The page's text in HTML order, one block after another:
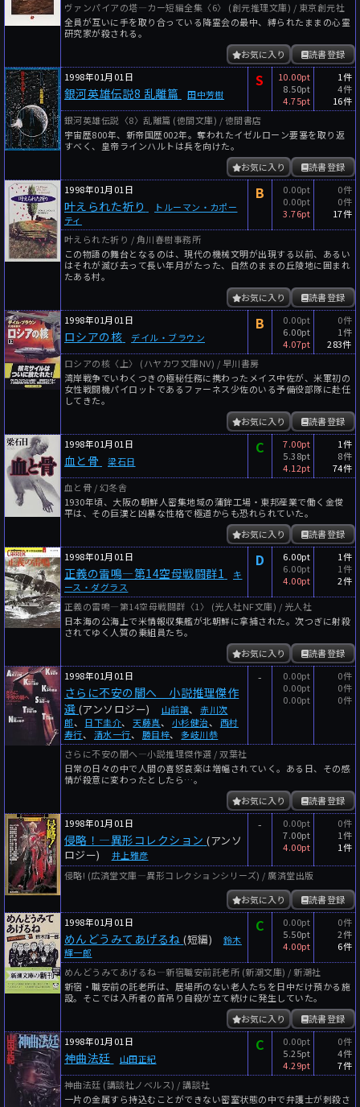
ヴァンパイアの塔―カー短編全集〈6〉 (創元推理文庫) / 東京創元社
全員が互いに手を取り合っている降霊会の最中、縛られたままの心霊
研究家が殺される。
読書登録
お気に入り
1998年01月01日
銀河英雄伝説8 乱離篇 田中芳樹
S
10.00pt
8.50pt
4.75pt
1件
4件
16件
銀河英雄伝説〈8〉乱離篇 (徳間文庫) / 徳間書店
宇宙歴800年、新帝国歴002年。奪われたイゼルローン要塞を取り返
すべく、皇帝ラインハルトは兵を向けた。
読書登録
お気に入り
1998年01月01日
叶えられた祈り
トルーマン・カポー
ティ
B
0.00pt
0.00pt
3.76pt
0件
0件
17件
叶えられた祈り / 角川春樹事務所
この物語の舞台となるのは、現代の機械文明が出現する以前、あるい
はそれが滅び去って長い年月がたった、自然のままの丘陵地に囲まれ
たある村。
読書登録
お気に入り
1998年01月01日
ロシアの核 デイル・ブラウン
B
0.00pt
6.00pt
4.07pt
0件
1件
283件
ロシアの核〈上〉 (ハヤカワ文庫NV) / 早川書房
湾岸戦争でいわくつきの極秘任務に携わったメイス中佐が、米軍初の
女性戦闘機パイロットであるファーネス少佐のいる予備役部隊に赴任
してきた。
読書登録
お気に入り
1998年01月01日
血と骨 梁石日
C
7.00pt
5.38pt
4.12pt
1件
8件
74件
血と骨 / 幻冬舎
1930年頃、大阪の朝鮮人密集地域の蒲鉾工場・東邦産業で働く金俊
平は、その巨漢と凶暴な性格で極道からも恐れられていた。
読書登録
お気に入り
1998年01月01日
正義の雷鳴―第14空母戦闘群1
キ
ース・ダグラス
D
6.00pt
6.00pt
4.00pt
1件
1件
2件
正義の雷鳴―第14空母戦闘群〈1〉 (光人社NF文庫) / 光人社
日本海の公海上で米情報収集艦が北朝鮮に拿捕された。次つぎに射殺
されてゆく人質の乗組員たち。
読書登録
お気に入り
1998年01月01日
さらに不安の闇へ 小説推理傑作
選 (アンソロジー) 山前譲、赤川次
郎、 日下圭介、天藤真、 小杉健治、 西村
寿行、 清水一行、 勝目梓、多岐川恭
-
0.00pt
0.00pt
0.00pt
0件
0件
0件
さらに不安の闇へ―小説推理傑作選 / 双葉社
日常の日々の中で人間の喜怒哀楽は増幅されていく。ある日、その感
情が殺意に変わったとしたら…。
読書登録
お気に入り
1998年01月01日
侵略！―異形コレクション (アンソ
ロジー)
井上雅彦
-
0.00pt
7.00pt
4.00pt
0件
1件
1件
侵略! (広済堂文庫―異形コレクションシリーズ) / 廣済堂出版
読書登録
お気に入り
1998年01月01日
めんどうみてあげるね (短編)
鈴木
輝一郎
C
0.00pt
5.50pt
4.00pt
0件
2件
6件
めんどうみてあげるね―新宿職安前託老所 (新潮文庫) / 新潮社
新宿・職安前の託老所は、居場所のない老人たちを日中だけ預かる施
設。そこでは入所者の首吊り自殺が立て続けに発生していた。
読書登録
お気に入り
1998年01月01日
神曲法廷 山田正紀
C
0.00pt
5.25pt
4.29pt
0件
4件
7件
神曲法廷 (講談社ノベルス) / 講談社
一片の金属すら持込むことができない密室状態の中で弁護士が刺殺さ